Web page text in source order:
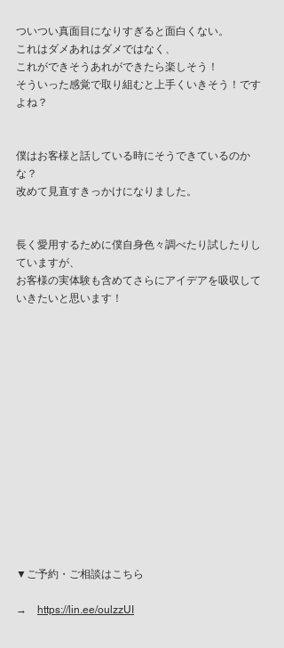
ついつい真面目になりすぎると面白くない。
これはダメあれはダメではなく、
これができそうあれができたら楽しそう！
そういった感覚で取り組むと上手くいきそう！です
よね？
僕はお客様と話している時にそうできているのか
な？
改めて見直すきっかけになりました。
長く愛用するために僕自身色々調べたり試したりし
ていますが、
お客様の実体験も含めてさらにアイデアを吸収して
いきたいと思います！
▼ご予約・ご相談はこちら
→ https://lin.ee/oulzzUI